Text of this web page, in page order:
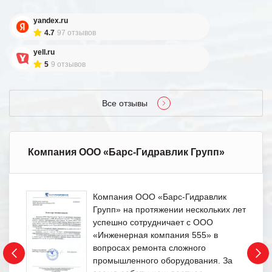
yandex.ru
4.7 97 отзывов
yell.ru
5 9 отзывов
Все отзывы
Компания ООО «Барс-Гидравлик Групп»
Компания ООО «Барс-Гидравлик
Групп» на протяжении нескольких лет
успешно сотрудничает с ООО
«Инженерная компания 555» в
вопросах ремонта сложного
промышленного оборудования. За